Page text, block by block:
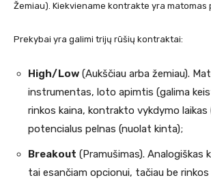
Žemiau). Kiekviename kontrakte yra matomas
Prekybai yra galimi trijų rūšių kontraktai:
High/Low (Aukščiau arba žemiau).
instrumentas, loto apimtis (galima
rinkos kaina, kontrakto vykdymo laikas
potencialus pelnas (nuolat kinta);
Breakout (Pramušimas). Analogiškas
tai esančiam opcionui, tačiau be rinkos